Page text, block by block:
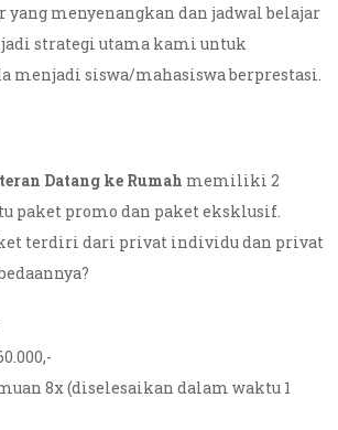
yang menyenangkan dan jadwal belajar
strategi utama kami untuk
menjadi siswa/mahasiswa berprestasi.
Datang ke Rumah memiliki 2
paket promo dan paket eksklusif.
terdiri dari privat individu dan privat
8x (diselesaikan dalam waktu 1